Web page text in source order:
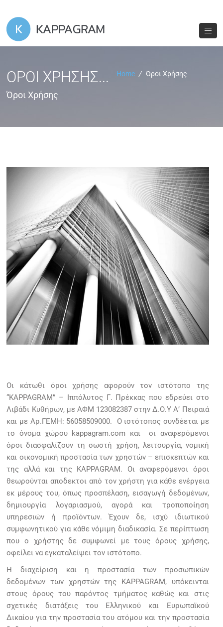
ΌΡΟΙ ΧΡΉΣΗΣ...
Όροι Χρήσης
Home / Όροι Χρήσης
Οι κάτωθι όροι χρήσης αφορούν τον ιστότοπο της
“KAPPAGRAM” – Ιππόλυτος Γ. Πρέκκας που εδρεύει στο
Λιβάδι Κυθήρων, με ΑΦΜ 123082387 στην Δ.Ο.Υ Α’ Πειραιά
και με Αρ.ΓΕΜΗ: 56058509000. Ο ιστότοπος συνδέεται με
το όνομα χώρου kappagram.com και οι αναφερόμενοι
όροι διασφαλίζουν τη σωστή χρήση, λειτουργία, νομική
και οικονομική προστασία των χρηστών – επισκεπτών και
της αλλά και της KAPPAGRAM. Οι αναφερόμενοι όροι
θεωρούνται αποδεκτοι από τον χρήστη για κάθε ενέργεια
εκ μέρους του, όπως προσπέλαση, εισαγωγή δεδομένων,
δημιουργία λογαριασμού, αγορά και τροποποίηση
υπηρεσιών ή προϊόντων. Έχουν δε, ισχύ ιδιωτικού
συμφωνητικού για κάθε νόμιμη διαδικασία. Σε περίπτωση
που ο χρήστης δε συμφωνεί με τους όρους χρήσης,
οφείλει να εγκαταλείψει τον ιστότοπο.
Η διαχείριση και η προστασία των προσωπικών
δεδομένων των χρηστών της KAPPAGRAM, υπόκεινται
στους όρους του παρόντος τμήματος καθώς και στις
σχετικές διατάξεις του Ελληνικού και Ευρωπαϊκού
Δικαίου για την προστασία του ατόμου και την προστασία